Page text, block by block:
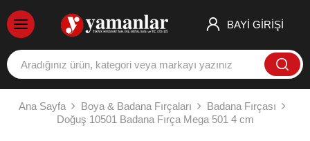
BAYİ GİRİŞİ
Ana Sayfa Boya & Badana Fırçaları
Badana Fırçası
Doğuş 10501 Badana Fırça Mega 501 4 cm